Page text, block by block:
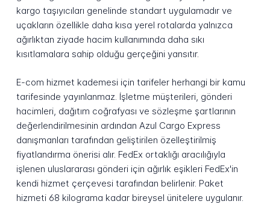
kargo taşıyıcıları genelinde standart uygulamadır ve
uçakların özellikle daha kısa yerel rotalarda yalnızca
ağırlıktan ziyade hacim kullanımında daha sıkı
kısıtlamalara sahip olduğu gerçeğini yansıtır.
E-com hizmet kademesi için tarifeler herhangi bir kamu
tarifesinde yayınlanmaz. İşletme müşterileri, gönderi
hacimleri, dağıtım coğrafyası ve sözleşme şartlarının
değerlendirilmesinin ardından Azul Cargo Express
danışmanları tarafından geliştirilen özelleştirilmiş
fiyatlandırma önerisi alır. FedEx ortaklığı aracılığıyla
işlenen uluslararası gönderi için ağırlık eşikleri FedEx'in
kendi hizmet çerçevesi tarafından belirlenir. Paket
hizmeti 68 kilograma kadar bireysel ünitelere uygulanır.